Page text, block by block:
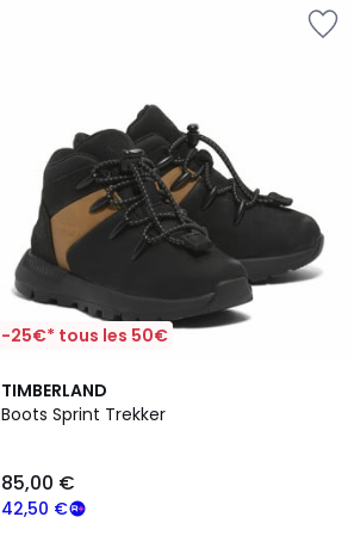
-25€* tous les 50€
TIMBERLAND
Boots Sprint Trekker
42,50 €
85,00 €